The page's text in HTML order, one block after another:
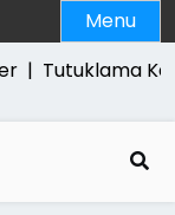
Menu
Tutuklama